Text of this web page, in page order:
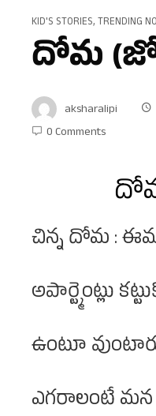
KID'S STORIES, TRENDING
దోమ
aksharalipi
0 Comments
చిన్న దోమ :
అపార్ట్మెంట్లు
ఉంటూ
ఎగరాలంటే మన